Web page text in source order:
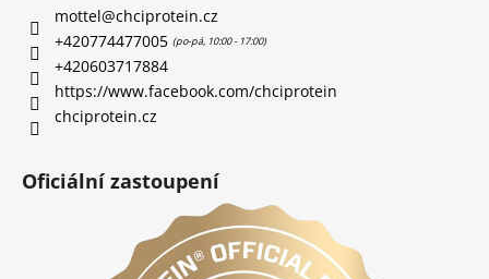
mottel@chciprotein.cz
+420774477005
+420603717884
https://www.facebook.com/chciprotein
chciprotein.cz
Oficiální zastoupení